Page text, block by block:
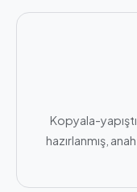
Kopyala-
hazırlanmış,